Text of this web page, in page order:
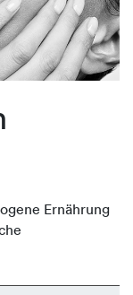
Ernährung
erste
die Haut